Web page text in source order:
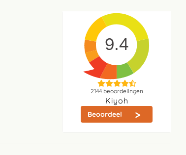
9.4
2144beoordelingen
Kiyoh
Beoordeel